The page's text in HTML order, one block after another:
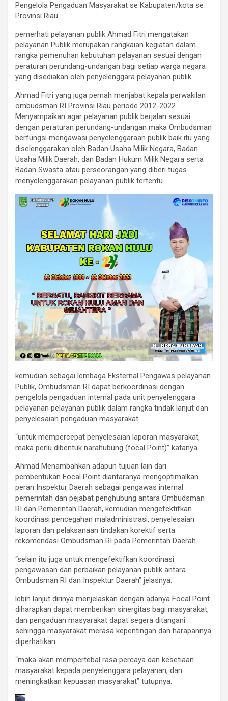
Pengelola Pengaduan Masyarakat se Kabupaten/kota se
Provinsi Riau
pemerhati pelayanan publik Ahmad Fitri mengatakan
pelayanan Publik merupakan rangkaian kegiatan dalam
rangka pemenuhan kebutuhan pelayanan sesuai dengan
peraturan perundang-undangan bagi setiap warga negara
yang disediakan oleh penyelenggara pelayanan publik.
Ahmad Fitri yang juga pernah menjabat kepala perwakilan
ombudsman RI Provinsi Riau periode 2012-2022
Menyampaikan agar pelayanan publik berjalan sesuai
dengan peraturan perundang-undangan maka Ombudsman
berfungsi mengawasi penyelenggaraan publik baik itu yang
diselenggarakan oleh Badan Usaha Milik Negara, Badan
Usaha Milik Daerah, dan Badan Hukum Milik Negara serta
Badan Swasta atau perseorangan yang diberi tugas
menyelenggarakan pelayanan publik tertentu.
kemudian sebagai lembaga Eksternal Pengawas pelayanan
Publik, Ombudsman RI dapat berkoordinasi dengan
pengelola pengaduan internal pada unit penyelenggara
pelayanan pelayanan publik dalam rangka tindak lanjut dan
penyelesaian pengaduan masyarakat.
“untuk mempercepat penyelesaian laporan masyarakat,
maka perlu dibentuk narahubung (focal Point)” katanya.
Ahmad Menambahkan adapun tujuan lain dari
pembentukan Focal Point diantaranya mengoptimalkan
peran Inspektur Daerah sebagai pengawas internal
pemerintah dan pejabat penghubung antara Ombudsman
RI dan Pemerintah Daerah, kemudian mengefektifkan
koordinasi pencegahan maladministrasi, penyelesaian
laporan dan pelaksanaan tindakan korektif serta
rekomendasi Ombudsman RI pada Pemerintah Daerah.
“selain itu juga untuk mengefektifkan koordinasi
pengawasan dan perbaikan pelayanan publik antara
Ombudsman RI dan Inspektur Daerah” jelasnya.
lebih lanjut dirinya menjelaskan dengan adanya Focal Point
diharapkan dapat memberikan sinergitas bagi masyarakat,
dan pengaduan masyarakat dapat segera ditangani
sehingga masyarakat merasa kepentingan dan harapannya
diperhatikan.
“maka akan mempertebal rasa percaya dan kesetiaan
masyarakat kepada penyelenggara pelayanan, dan
meningkatkan kepuasan masyarakat” tutupnya.